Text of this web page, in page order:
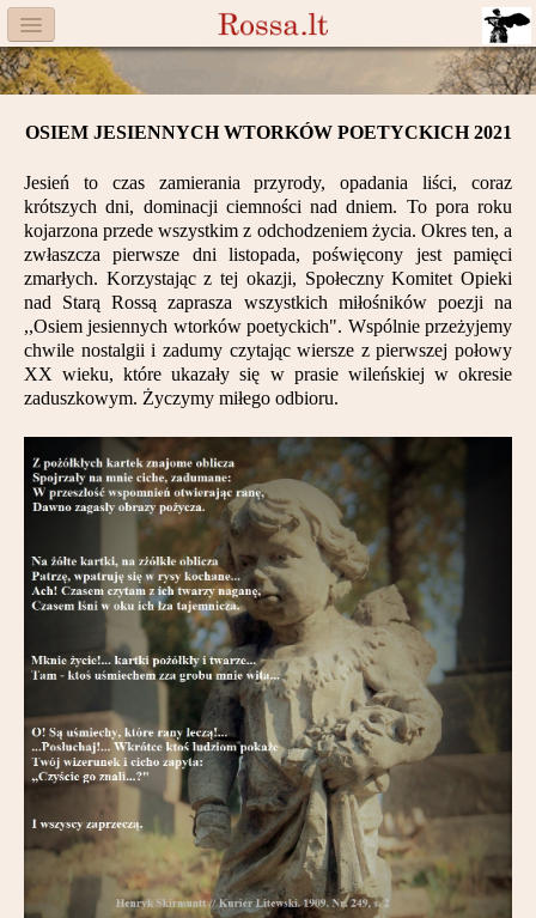
Menu
Facebook
Aktualności
Książka
Moneta
Cegiełki
Rossa
Trasy
Darczyńcy
Partnerzy
Kontakt
OSIEM JESIENNYCH WTORKÓW POETYCKICH 2021
Jesień to czas zamierania przyrody, opadania liści, coraz
krótszych dni, dominacji ciemności nad dniem. To pora roku
kojarzona przede wszystkim z odchodzeniem życia. Okres ten, a
zwłaszcza pierwsze dni listopada, poświęcony jest pamięci
zmarłych. Korzystając z tej okazji, Społeczny Komitet Opieki
nad Starą Rossą zaprasza wszystkich miłośników poezji na
,,Osiem jesiennych wtorków poetyckich". Wspólnie przeżyjemy
chwile nostalgii i zadumy czytając wiersze z pierwszej połowy
XX wieku, które ukazały się w prasie wileńskiej w okresie
zaduszkowym. Życzymy miłego odbioru.